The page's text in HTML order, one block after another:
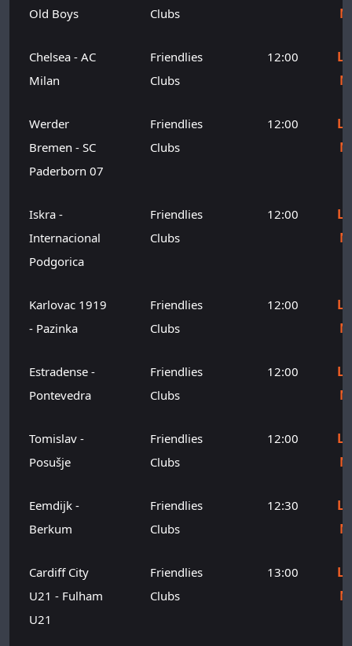
Old Boys
Clubs
Chelsea - AC
Milan
Friendlies
Clubs
12:00
Werder
Bremen - SC
Paderborn 07
Friendlies
Clubs
12:00
Iskra -
Internacional
Podgorica
Friendlies
Clubs
12:00
Karlovac 1919
- Pazinka
Friendlies
Clubs
12:00
Estradense -
Pontevedra
Friendlies
Clubs
12:00
Tomislav -
Posušje
Friendlies
Clubs
12:00
Eemdijk -
Berkum
Friendlies
Clubs
12:30
Cardiff City
U21 - Fulham
U21
Friendlies
Clubs
13:00